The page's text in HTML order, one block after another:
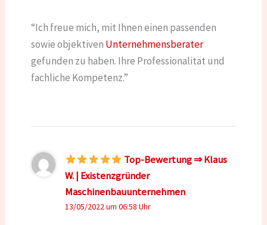
“Ich freue mich, mit Ihnen einen passenden
sowie objektiven Unternehmensberater
gefunden zu haben. Ihre Professionalität und
fachliche Kompetenz.”
Top-Bewertung ⇒ Klaus
W. | Existenzgründer
Maschinenbauunternehmen
13/05/2022 um 06:58 Uhr